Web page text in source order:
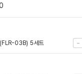
03B) 5세트